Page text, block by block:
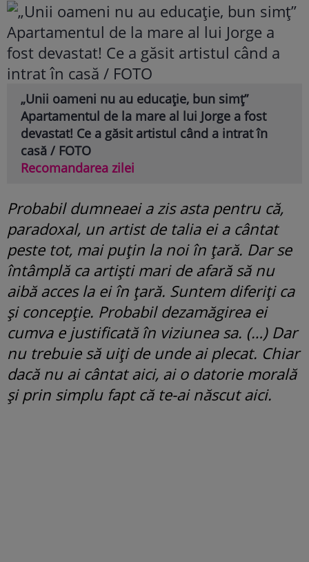
„Unii oameni nu au educație, bun simț”
Apartamentul de la mare al lui Jorge a fost
devastat! Ce a găsit artistul când a intrat în
casă / FOTO
Recomandarea zilei
Probabil dumneaei a zis asta pentru că,
paradoxal, un artist de talia ei a cântat
peste tot, mai puțin la noi în țară. Dar se
întâmplă ca artiști mari de afară să nu
aibă acces la ei în țară. Suntem diferiți ca
și concepție. Probabil dezamăgirea ei
cumva e justificată în viziunea sa. (…) Dar
nu trebuie să uiți de unde ai plecat. Chiar
dacă nu ai cântat aici, ai o datorie morală
și prin simplu fapt că te-ai născut aici.